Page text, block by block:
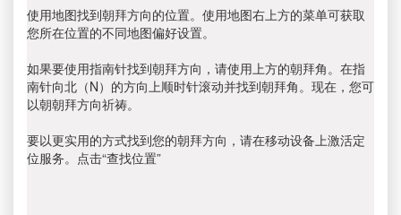
使用地图找到朝拜方向的位置。使用地图右上方的菜单可获取
您所在位置的不同地图偏好设置。
如果要使用指南针找到朝拜方向，请使用上方的朝拜角。在指
南针向北（N）的方向上顺时针滚动并找到朝拜角。现在，您可
以朝朝拜方向祈祷。
要以更实用的方式找到您的朝拜方向，请在移动设备上激活定
位服务。点击“查找位置”